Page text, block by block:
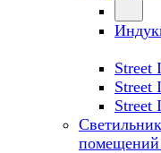
Street
Street
Street
помещений